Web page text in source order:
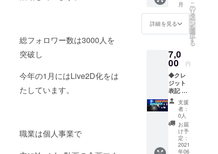
総フォロワー数は3000人を
突破し
今年の1月にはLive2D化をは
たしています。
職業は個人事業で
界観3種
類セッ
ト ：
キャラ
クター3
ト ※記
載して
欲しい
お名前
を備考
欄に記
入して
くださ
い。 ※
壁紙
データ
はメー
ルにて
月
詳細を見る
こ
の
リ
タ
ー
ン
を
選
択
す
る
7,0
00 円
◆クレ
ジット
表記 会
場の石
碑にお
名前を
刻みま
す ◆オ
リジナ
ルス
支援
者：
0人
お届
け予
定：
2021
年06